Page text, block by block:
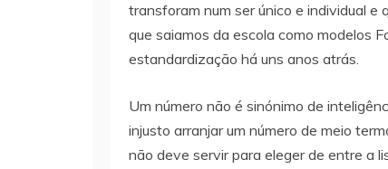
transforam num ser único e individual e
que saiamos da escola como modelos
estandardização há uns anos atrás.
Um número não é sinónimo de
injusto arranjar um número de meio
não deve servir para eleger de entre a